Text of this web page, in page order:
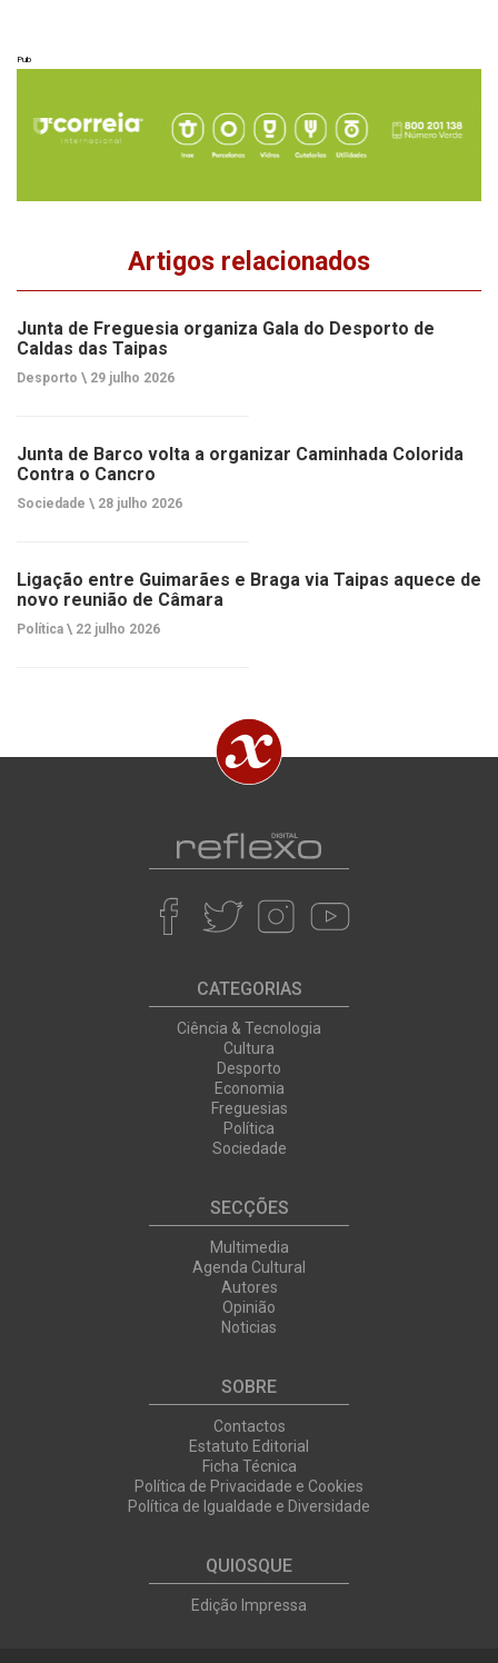
Pub
Artigos relacionados
Junta de Freguesia organiza Gala do Desporto de
Caldas das Taipas
Desporto \ 29 julho 2026
Junta de Barco volta a organizar Caminhada Colorida
Contra o Cancro
Sociedade \ 28 julho 2026
Ligação entre Guimarães e Braga via Taipas aquece de
novo reunião de Câmara
Política \ 22 julho 2026
CATEGORIAS
Ciência & Tecnologia
Cultura
Desporto
Economia
Freguesias
Política
Sociedade
SECÇÕES
Multimedia
Agenda Cultural
Autores
Opinião
Noticias
SOBRE
Contactos
Estatuto Editorial
Ficha Técnica
Política de Privacidade e Cookies
Política de Igualdade e Diversidade
QUIOSQUE
Edição Impressa